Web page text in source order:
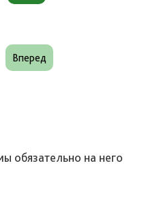
Вперед
обязательно на него